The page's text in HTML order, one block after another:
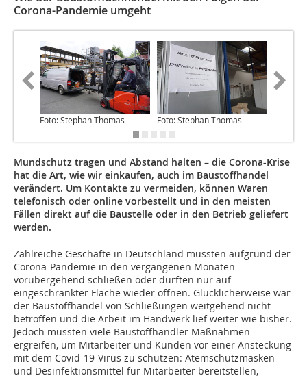
Corona-Pandemie umgeht
Foto: Stephan Thomas Foto: Stephan Thomas
Mundschutz tragen und Abstand halten – die Corona-Krise
hat die Art, wie wir einkaufen, auch im Baustoffhandel
verändert. Um Kontakte zu vermeiden, können Waren
telefonisch oder online vorbestellt und in den meisten
Fällen direkt auf die Baustelle oder in den Betrieb geliefert
werden.
Zahlreiche Geschäfte in Deutschland mussten aufgrund der
Corona-Pandemie in den vergangenen Monaten
vorübergehend schließen oder durften nur auf
eingeschränkter Fläche wieder öffnen. Glücklicherweise war
der Baustoffhandel von Schließungen weitgehend nicht
betroffen und die Arbeit im Handwerk lief weiter wie bisher.
Jedoch mussten viele Baustoffhändler Maßnahmen
ergreifen, um Mitarbeiter und Kunden vor einer Ansteckung
mit dem Covid-19-Virus zu schützen: Atemschutzmasken
und Desinfektionsmittel für Mitarbeiter bereitstellen,